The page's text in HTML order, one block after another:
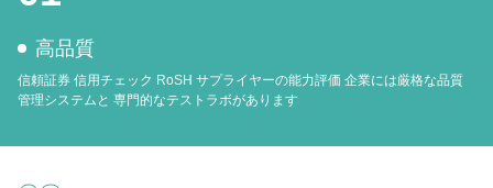
高品質
信頼証券 信用チェック RoSH サプライヤーの能力評価 企業には厳格な品質
管理システムと 専門的なテストラボがあります